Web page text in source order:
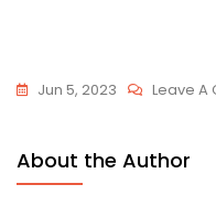
Jun 5, 2023 Leave A
About the Author